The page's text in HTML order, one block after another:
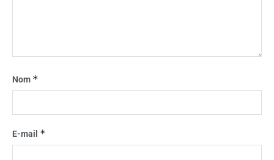
Nom *
E-mail *